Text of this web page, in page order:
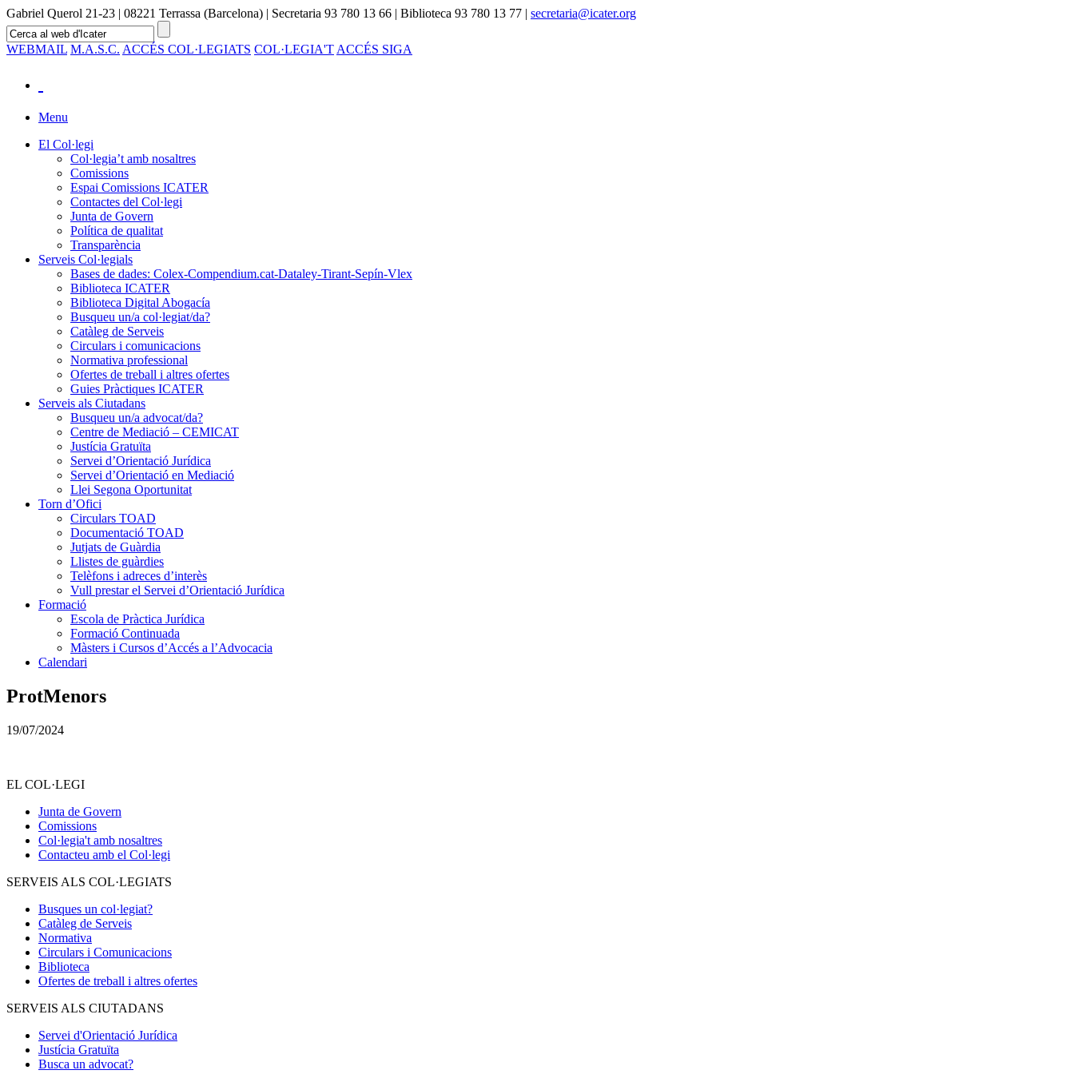
Gabriel Querol 21-23 | 08221 Terrassa (Barcelona) | Secretaria 93 780 13 66 | Biblioteca 93 780 13 77 | secretaria@icater.org
WEBMAIL M.A.S.C. ACCÉS COL·LEGIATS COL·LEGIA'T ACCÉS SIGA
Menu
El Col·legi
Col·legia’t amb nosaltres
Comissions
Espai Comissions ICATER
Contactes del Col·legi
Junta de Govern
Política de qualitat
Transparència
Serveis Col·legials
Bases de dades: Colex-Compendium.cat-Dataley-Tirant-Sepín-Vlex
Biblioteca ICATER
Biblioteca Digital Abogacía
Busqueu un/a col·legiat/da?
Catàleg de Serveis
Circulars i comunicacions
Normativa professional
Ofertes de treball i altres ofertes
Guies Pràctiques ICATER
Serveis als Ciutadans
Busqueu un/a advocat/da?
Centre de Mediació – CEMICAT
Justícia Gratuïta
Servei d’Orientació Jurídica
Servei d’Orientació en Mediació
Llei Segona Oportunitat
Torn d’Ofici
Circulars TOAD
Documentació TOAD
Jutjats de Guàrdia
Llistes de guàrdies
Telèfons i adreces d’interès
Vull prestar el Servei d’Orientació Jurídica
Formació
Escola de Pràctica Jurídica
Formació Continuada
Màsters i Cursos d’Accés a l’Advocacia
Calendari
ProtMenors
19/07/2024
EL COL·LEGI
Junta de Govern
Comissions
Col·legia't amb nosaltres
Contacteu amb el Col·legi
SERVEIS ALS COL·LEGIATS
Busques un col·legiat?
Catàleg de Serveis
Normativa
Circulars i Comunicacions
Biblioteca
Ofertes de treball i altres ofertes
SERVEIS ALS CIUTADANS
Servei d'Orientació Jurídica
Justícia Gratuïta
Busca un advocat?